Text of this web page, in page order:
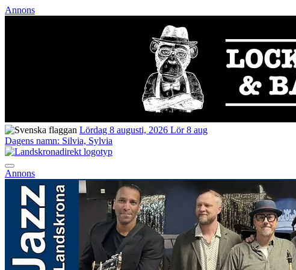
Annons
Lördag 8 augusti, 2026 Lör 8 aug
Dagens namn: Silvia, Sylvia
Annons